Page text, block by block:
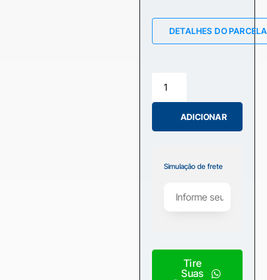
DETALHES DO
ADICIONAR
Simulação de frete
Tire
Suas